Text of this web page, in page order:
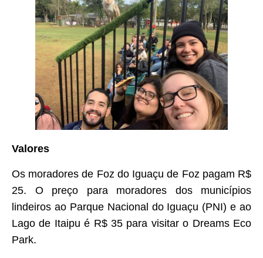
Valores
Os moradores de Foz do Iguaçu de Foz pagam R$
25. O preço para moradores dos municípios
lindeiros ao Parque Nacional do Iguaçu (PNI) e ao
Lago de Itaipu é R$ 35 para visitar o Dreams Eco
Park.